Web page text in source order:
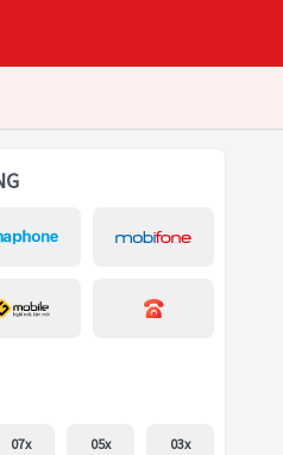
07x 05x 03x